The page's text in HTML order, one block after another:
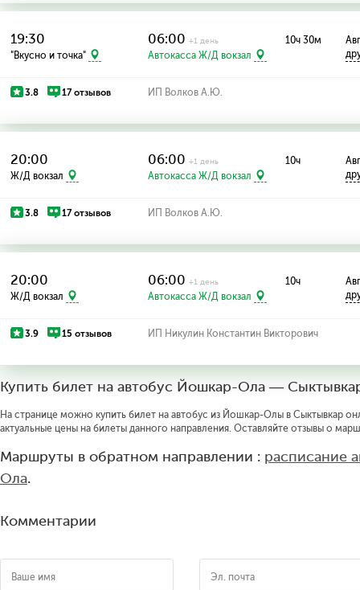
19:30
"Вкусно и точка"
06:00+1 день
Автокасса Ж/Д вокзал
10ч 30м
3.8 17 отзывов ИП Волков А.Ю.
20:00
Ж/Д вокзал
06:00+1 день
Автокасса Ж/Д вокзал
10ч
3.8 17 отзывов ИП Волков А.Ю.
20:00
Ж/Д вокзал
06:00+1 день
Автокасса Ж/Д вокзал
10ч
3.9 15 отзывов ИП Никулин Константин Викторович
Купить билет на автобус Йошкар-Ола —
На странице можно купить билет на автобус из Йошкар-Олы в Сыктывкар
актуальные цены на билеты данного направления. Оставляйте отзывы о
Маршруты в обратном направлении : расписание
Ола.
Комментарии